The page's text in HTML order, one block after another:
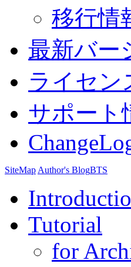
移行情
最新バー
ライセン
サポート
SiteMap Author's BlogBTS
Tutorial
for